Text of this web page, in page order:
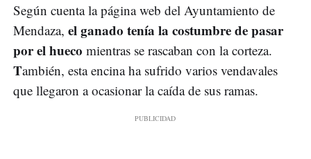
Según cuenta la página web del Ayuntamiento de
Mendaza, el ganado tenía la costumbre de pasar
por el hueco mientras se rascaban con la corteza.
También, esta encina ha sufrido varios vendavales
que llegaron a ocasionar la caída de sus ramas.